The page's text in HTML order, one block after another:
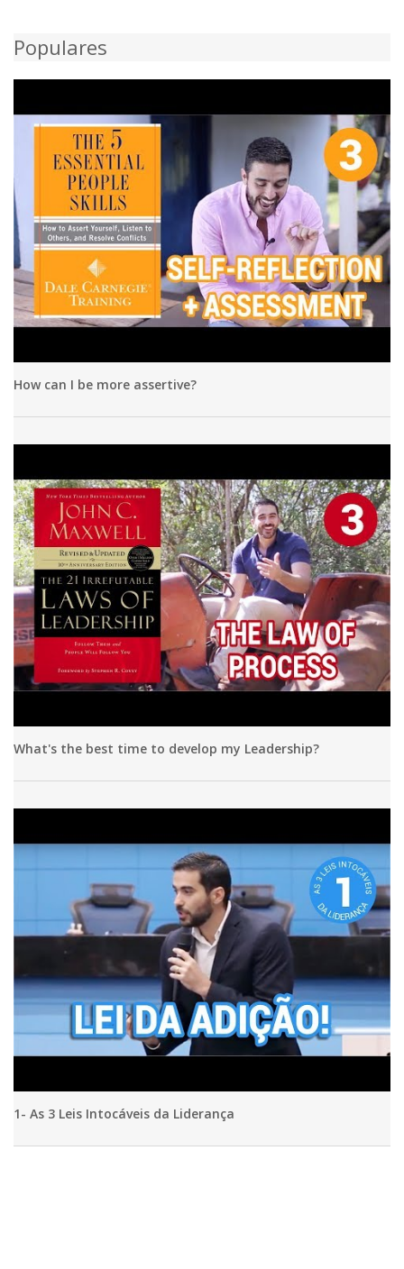
Populares
How can I be more assertive?
What's the best time to develop my Leadership?
1- As 3 Leis Intocáveis da Liderança